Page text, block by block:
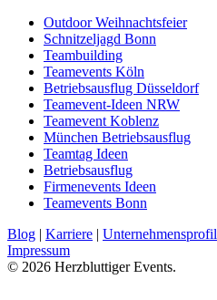
Outdoor Weihnachtsfeier
Schnitzeljagd Bonn
Teambuilding
Teamevents Köln
Betriebsausflug Düsseldorf
Teamevent-Ideen NRW
Teamevent Koblenz
München Betriebsausflug
Teamtag Ideen
Betriebsausflug
Firmenevents Ideen
Teamevents Bonn
Blog | Karriere | Unternehmensprofil
Impressum
© 2026 Herzbluttiger Events.